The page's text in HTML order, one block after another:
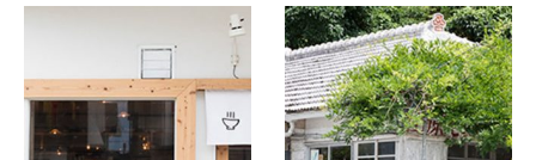
[12星座別] Monthly Love Holoscope
女神まり愛のタロットメッセージ
算命学がわかる今月のあなた
HEALTH
自分にやさしく
LEARN
知る、考える